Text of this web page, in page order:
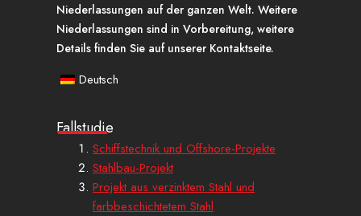
Niederlassungen auf der ganzen Welt. Weitere
Niederlassungen sind in Vorbereitung, weitere
Details finden Sie auf unserer Kontaktseite.
Deutsch
Fallstudie
Schiffstechnik und Offshore-Projekte
Stahlbau-Projekt
Projekt aus verzinktem Stahl und
farbbeschichtetem Stahl